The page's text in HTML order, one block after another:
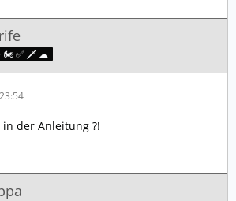
🏍️ ✅ 🗡️ ☁
der Anleitung ?!